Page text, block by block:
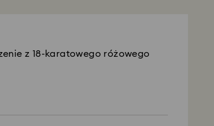
z 18-karatowego różowego